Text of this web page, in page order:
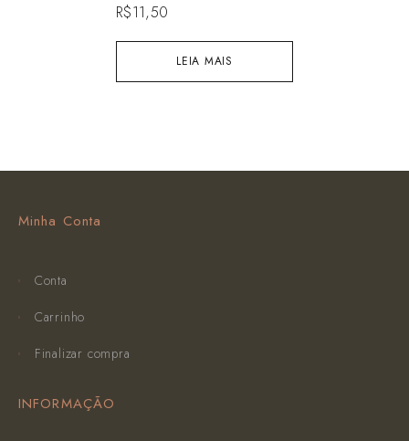
LEIA MAIS
R$11,50
Minha Conta
Conta
Carrinho
Finalizar compra
INFORMAÇÃO